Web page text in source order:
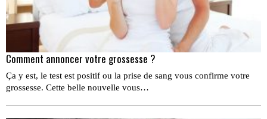
Comment annoncer votre grossesse ?
Ça y est, le test est positif ou la prise de sang vous confirme votre
grossesse. Cette belle nouvelle vous…